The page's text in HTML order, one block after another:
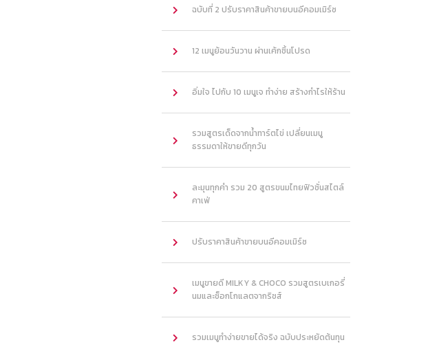
ฉบับที่ 2 ปรับราคาสินค้าขายบนอีคอมเมิร์ซ
12 เมนูย้อนวันวาน ผ่านเค้กชิ้นโปรด
อิ่มใจ ไปกับ 10 เมนูเจ ทำง่าย สร้างกำไรให้ร้าน
รวมสูตรเด็ดจากน้ำทาร์ตไข่ เปลี่ยนเมนู
ธรรมดาให้ขายดีทุกวัน
ละมุนทุกคำ รวม 20 สูตรขนมไทยฟิวชั่นสไตล์
คาเฟ่
ปรับราคาสินค้าขายบนอีคอมเมิร์ซ
เมนูขายดี MILKY & CHOCO รวมสูตรเบเกอรี่
นมและช็อกโกแลตจากริชส์
รวมเมนูทำง่ายขายได้จริง ฉบับประหยัดต้นทุน